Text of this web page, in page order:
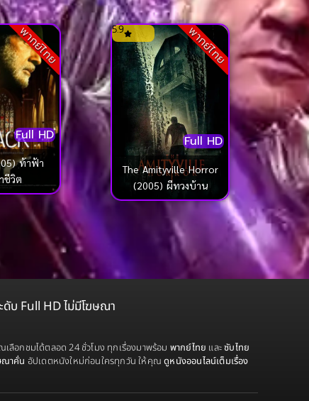
พากย์ไทย
Full HD
ท้าฟ้า
ชีวิต
พากย์ไทย
Full HD
5.9
The Amityville Horror
(2005) ผีทวงบ้าน
บ Full HD ไม่มีโฆษณา
เลือกชมได้ตลอด 24 ชั่วโมง ทุกเรื่องมาพร้อม พากย์ไทย และซับไทย
ณาคั่น อัปเดตหนังใหม่ก่อนใครทุกวัน ให้คุณดูหนังออนไลน์เต็มเรื่อง